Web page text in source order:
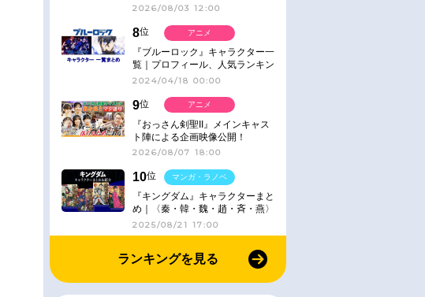
2026/08/03 12:00
8位
『ブルーロック』キャラクター一
覧｜プロフィール、人気ランキン
グ、キャラソン、診断など気にな
2024/04/18 00:00
アニメ
9位
『おっさん剣聖II』メインキャス
ト陣による企画映像公開！
2026/08/07 18:00
アニメ
10位
『キングダム』キャラクターまと
め｜〈秦・韓・魏・趙・斉・燕〉
2025/08/21 17:00
マンガ・ラノベ
ランキングを見る